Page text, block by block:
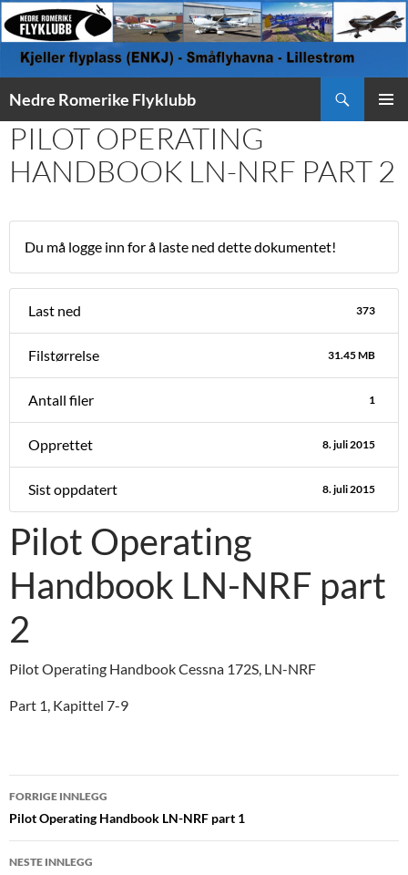
Nedre Romerike Flyklubb
TIL
INNHOLD
PILOT OPERATING
HANDBOOK LN-NRF PART 2
Du må logge inn for å laste ned dette dokumentet!
Last ned 373
Filstørrelse 31.45 MB
Antall filer 1
Opprettet 8. juli 2015
Sist oppdatert 8. juli 2015
Pilot Operating
Handbook LN-NRF part
2
Pilot Operating Handbook Cessna 172S, LN-NRF
Part 1, Kapittel 7-9
Innleggsnavigasjon
FORRIGE INNLEGG
Pilot Operating Handbook LN-NRF part 1
NESTE INNLEGG